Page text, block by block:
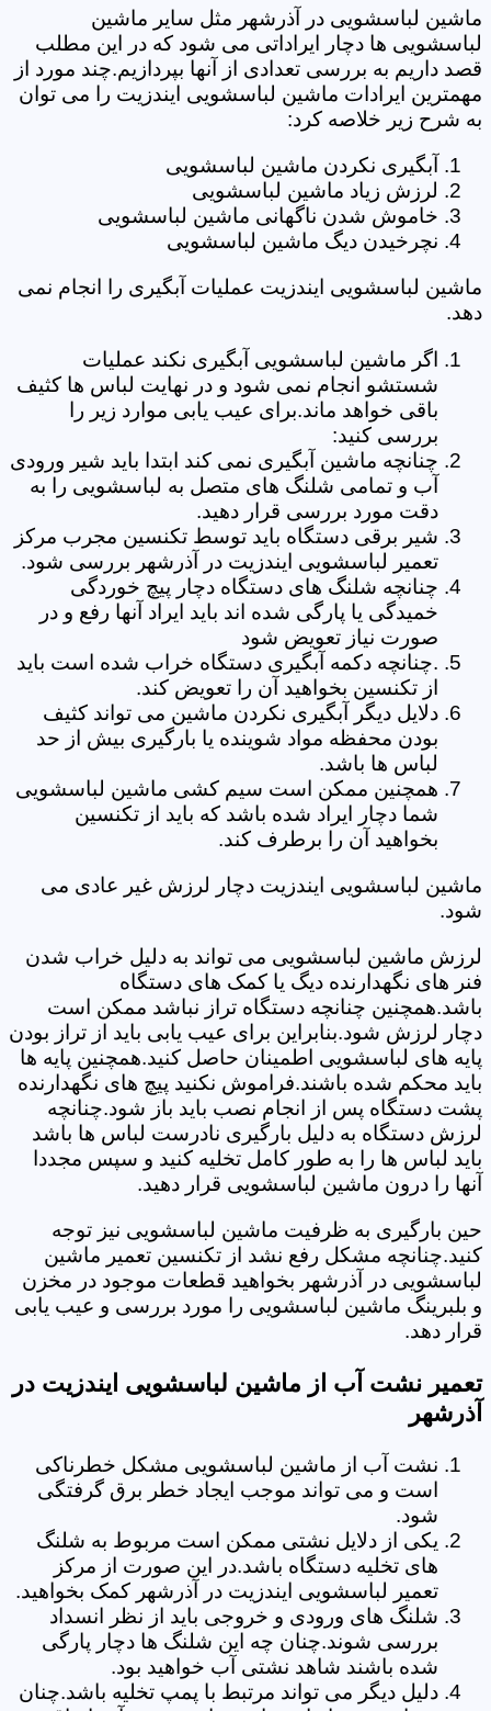
ماشین لباسشویی در آذرشهر مثل سایر ماشین
لباسشویی ها دچار ایراداتی می شود که در این مطلب
قصد داریم به بررسی تعدادی از آنها بپردازیم.چند مورد از
مهمترین ایرادات ماشین لباسشویی ایندزیت را می توان
به شرح زیر خلاصه کرد:
آبگیری نکردن ماشین لباسشویی
لرزش زیاد ماشین لباسشویی
خاموش شدن ناگهانی ماشین لباسشویی
نچرخیدن دیگ ماشین لباسشویی
ماشین لباسشویی ایندزیت عملیات آبگیری را انجام نمی
دهد.
اگر ماشین لباسشویی آبگیری نکند عملیات
شستشو انجام نمی شود و در نهایت لباس ها کثیف
باقی خواهد ماند.برای عیب یابی موارد زیر را
بررسی کنید:
چنانچه ماشین آبگیری نمی کند ابتدا باید شیر ورودی
آب و تمامی شلنگ های متصل به لباسشویی را به
دقت مورد بررسی قرار دهید.
شیر برقی دستگاه باید توسط تکنسین مجرب مرکز
تعمیر لباسشویی ایندزیت در آذرشهر بررسی شود.
چنانچه شلنگ های دستگاه دچار پیچ خوردگی
خمیدگی یا پارگی شده اند باید ایراد آنها رفع و در
صورت نیاز تعویض شود
.چنانچه دکمه آبگیری دستگاه خراب شده است باید
از تکنسین بخواهید آن را تعویض کند.
دلایل دیگر آبگیری نکردن ماشین می تواند کثیف
بودن محفظه مواد شوینده یا بارگیری بیش از حد
لباس ها باشد.
همچنین ممکن است سیم کشی ماشین لباسشویی
شما دچار ایراد شده باشد که باید از تکنسین
بخواهید آن را برطرف کند.
ماشین لباسشویی ایندزیت دچار لرزش غیر عادی می
شود.
لرزش ماشین لباسشویی می تواند به دلیل خراب شدن
فنر های نگهدارنده دیگ یا کمک های دستگاه
باشد.همچنین چنانچه دستگاه تراز نباشد ممکن است
دچار لرزش شود.بنابراین برای عیب یابی باید از تراز بودن
پایه های لباسشویی اطمینان حاصل کنید.همچنین پایه ها
باید محکم شده باشند.فراموش نکنید پیچ های نگهدارنده
پشت دستگاه پس از انجام نصب باید باز شود.چنانچه
لرزش دستگاه به دلیل بارگیری نادرست لباس ها باشد
باید لباس ها را به طور کامل تخلیه کنید و سپس مجددا
آنها را درون ماشین لباسشویی قرار دهید.
حین بارگیری به ظرفیت ماشین لباسشویی نیز توجه
کنید.چنانچه مشکل رفع نشد از تکنسین تعمیر ماشین
لباسشویی در آذرشهر بخواهید قطعات موجود در مخزن
و بلبرینگ ماشین لباسشویی را مورد بررسی و عیب یابی
قرار دهد.
تعمیر نشت آب از ماشین لباسشویی ایندزیت در
آذرشهر
نشت آب از ماشین لباسشویی مشکل خطرناکی
است و می تواند موجب ایجاد خطر برق گرفتگی
شود.
یکی از دلایل نشتی ممکن است مربوط به شلنگ
های تخلیه دستگاه باشد.در این صورت از مرکز
تعمیر لباسشویی ایندزیت در آذرشهر کمک بخواهید.
شلنگ های ورودی و خروجی باید از نظر انسداد
بررسی شوند.چنان چه این شلنگ ها دچار پارگی
شده باشند شاهد نشتی آب خواهید بود.
دلیل دیگر می تواند مرتبط با پمپ تخلیه باشد.چنان